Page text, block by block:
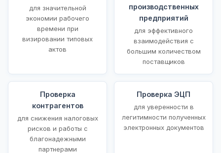
для значительной
экономии рабочего
времени при
визировании типовых
актов
производственных
предприятий
для эффективного
взаимодействия с
большим количеством
поставщиков
Проверка
контрагентов
для снижения налоговых
рисков и работы с
благонадежными
партнерами
Проверка ЭЦП
для уверенности в
легитимности полученных
электронных документов